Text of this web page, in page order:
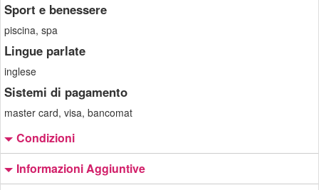
Sport e benessere
piscina, spa
Lingue parlate
inglese
Sistemi di pagamento
master card, visa, bancomat
Condizioni
Informazioni Aggiuntive